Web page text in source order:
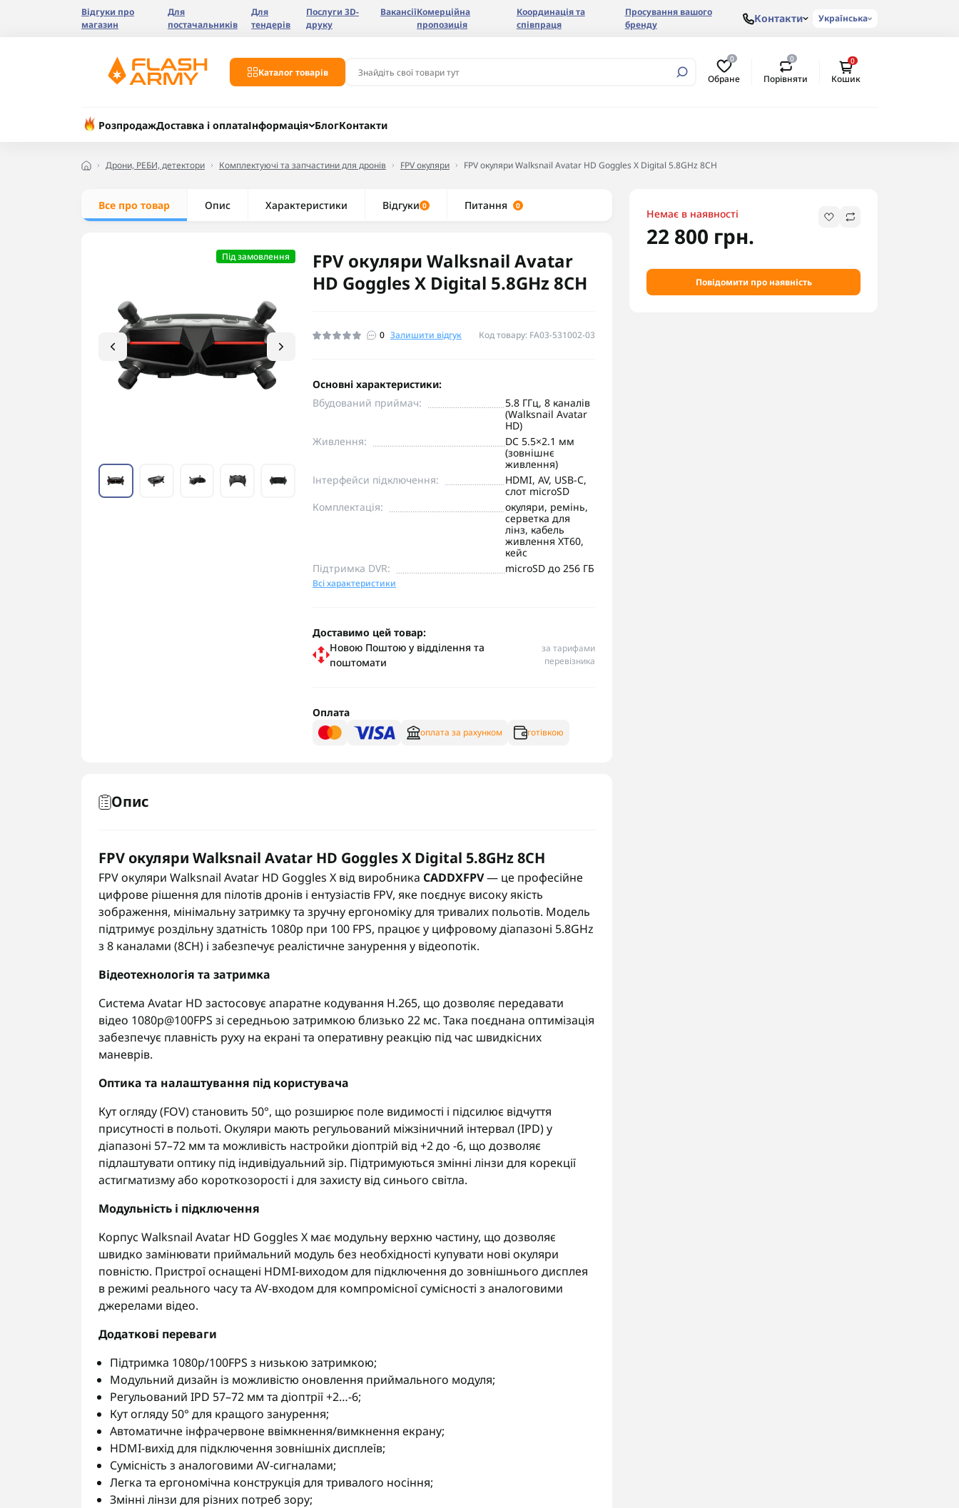
Відгуки про
магазин
Для
постачальників
Для
тендерів
Послуги 3D-
друку
ВакансіїКомерційна
пропозиція
Координація та
співпраця
Просування вашого
бренду
Контакти Українська
Каталог товарів
0
Обране
0
Порівняти
0
Кошик
РозпродажДоставка і оплатаІнформація БлогКонтакти
Дрони, РЕБИ, детектори Комплектуючі та запчастини для дронів FPV окуляри FPV окуляри Walksnail Avatar HD Goggles X Digital 5.8GHz 8CH
Все про товар Опис Характеристики Відгуки 0 Питання 0
Під замовлення
FPV окуляри Walksnail Avatar
HD Goggles X Digital 5.8GHz 8CH
0 Залишити відгук Код товару: FA03-531002-03
Немає в наявності
22 800 грн.
Повідомити про наявність
Основні характеристики:
Вбудований приймач:
5.8 ГГц, 8 каналів
(Walksnail Avatar
HD)
Живлення:
DC 5.5×2.1 мм
(зовнішнє
живлення)
Інтерфейси підключення:
HDMI, AV, USB-C,
слот microSD
Комплектація:
окуляри, ремінь,
серветка для
лінз, кабель
живлення XT60,
кейс
Підтримка DVR:
microSD до 256 ГБ
Всі характеристики
Доставимо цей товар:
Новою Поштою у відділення та
поштомати
за тарифами
перевізника
Оплата
оплата за рахунком готівкою
Опис
FPV окуляри Walksnail Avatar HD Goggles X Digital 5.8GHz 8CH
FPV окуляри Walksnail Avatar HD Goggles X від виробника CADDXFPV— це професійне
цифрове рішення для пілотів дронів і ентузіастів FPV, яке поєднує високу якість
зображення, мінімальну затримку та зручну ергономіку для тривалих польотів. Модель
підтримує роздільну здатність 1080p при 100 FPS, працює у цифровому діапазоні 5.8GHz
з 8 каналами (8CH) і забезпечує реалістичне занурення у відеопотік.
Відеотехнологія та затримка
Система Avatar HD застосовує апаратне кодування H.265, що дозволяє передавати
відео 1080p@100FPS зі середньою затримкою близько 22 мс. Така поєднана оптимізація
забезпечує плавність руху на екрані та оперативну реакцію під час швидкісних
маневрів.
Оптика та налаштування під користувача
Кут огляду (FOV) становить 50°, що розширює поле видимості і підсилює відчуття
присутності в польоті. Окуляри мають регульований міжзіничний інтервал (IPD) у
діапазоні 57–72 мм та можливість настройки діоптрій від +2 до -6, що дозволяє
підлаштувати оптику під індивідуальний зір. Підтримуються змінні лінзи для корекції
астигматизму або короткозорості і для захисту від синього світла.
Модульність і підключення
Корпус Walksnail Avatar HD Goggles X має модульну верхню частину, що дозволяє
швидко замінювати приймальний модуль без необхідності купувати нові окуляри
повністю. Пристрої оснащені HDMI-виходом для підключення до зовнішнього дисплея
в режимі реального часу та AV-входом для компромісної сумісності з аналоговими
джерелами відео.
Додаткові переваги
Підтримка 1080p/100FPS з низькою затримкою;
Модульний дизайн із можливістю оновлення приймального модуля;
Регульований IPD 57–72 мм та діоптрії +2…-6;
Кут огляду 50° для кращого занурення;
Автоматичне інфрачервоне ввімкнення/вимкнення екрану;
HDMI-вихід для підключення зовнішніх дисплеїв;
Сумісність з аналоговими AV-сигналами;
Легка та ергономічна конструкція для тривалого носіння;
Змінні лінзи для різних потреб зору;